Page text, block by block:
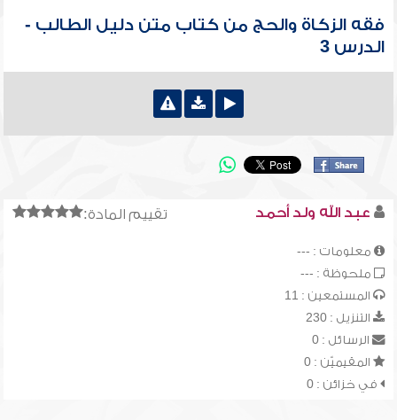
فقه الزكاة والحج من كتاب متن دليل الطالب -
الدرس 3
تقييم المادة: عبد الله ولد أحمد
معلومات : ---
ملحوظة : ---
المستمعين : 11
التنزيل : 230
الرسائل : 0
المقيميّن : 0
في خزائن : 0